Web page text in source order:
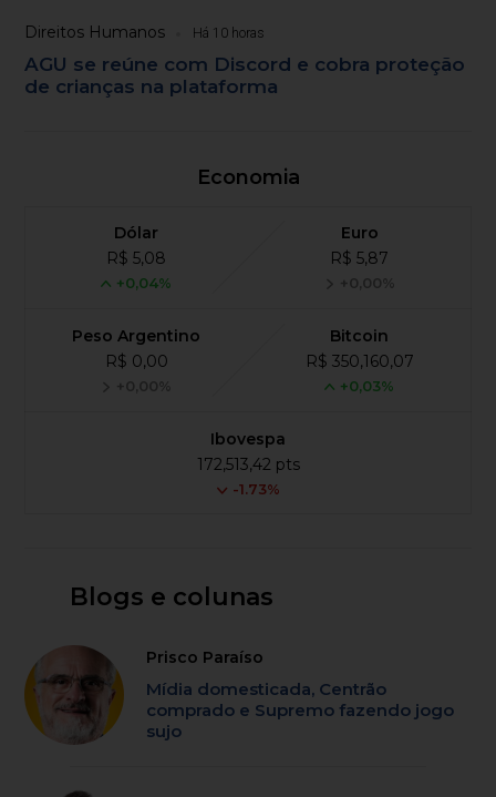
Direitos Humanos Há 10 horas
AGU se reúne com Discord e cobra proteção
de crianças na plataforma
Economia
Dólar
R$ 5,08
+0,04%
Euro
R$ 5,87
+0,00%
Peso Argentino
R$ 0,00
+0,00%
Bitcoin
R$ 350,160,07
+0,03%
Ibovespa
172,513,42 pts
-1.73%
Blogs e colunas
Prisco Paraíso
Mídia domesticada, Centrão
comprado e Supremo fazendo jogo
sujo